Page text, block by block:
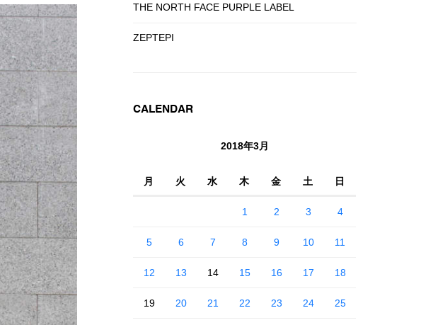
THE NORTH FACE PURPLE LABEL
ZEPTEPI
CALENDAR
2018年3月
月 火 水 木 金 土 日
1 2 3 4
5 6 7 8 9 10 11
12 13 14 15 16 17 18
19 20 21 22 23 24 25